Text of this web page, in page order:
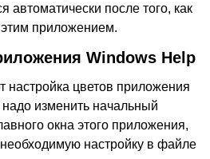
автоматически после того, как
этим приложением.
Windows Help
настройка цветов приложения
изменить начальный
окна этого приложения,
настройку в файле